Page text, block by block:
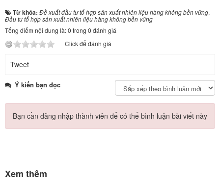
Từ khóa: Đề xuất đầu tư tổ hợp sản xuất nhiên liệu hàng không bền vững,
Đầu tư tổ hợp sản xuất nhiên liệu hàng không bền vững
Tổng điểm nội dung là: 0 trong 0 đánh giá
Click để đánh giá
Tweet
Ý kiến bạn đọc
Bạn cần đăng nhập thành viên để có thể bình luận bài viết này
Xem thêm